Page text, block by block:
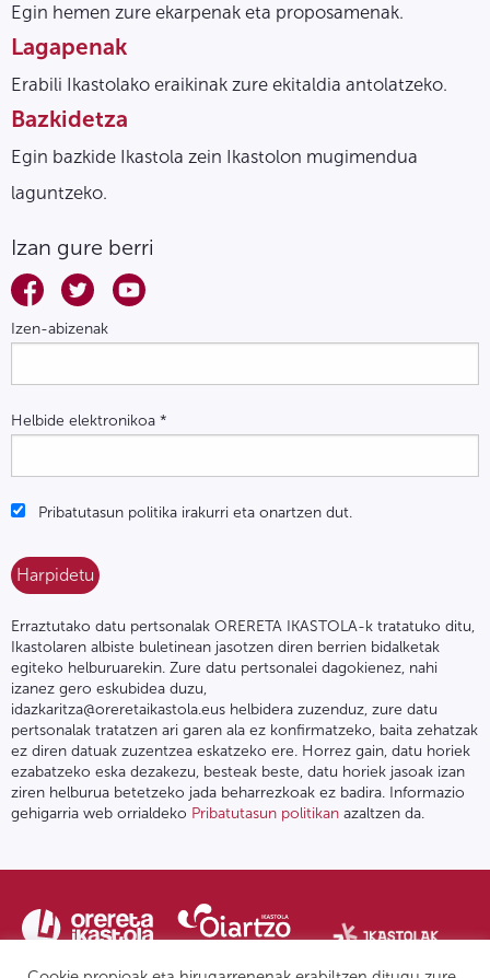
Egin hemen zure ekarpenak eta proposamenak.
Lagapenak
Erabili Ikastolako eraikinak zure ekitaldia antolatzeko.
Bazkidetza
Egin bazkide Ikastola zein Ikastolon mugimendua
laguntzeko.
Izan gure berri
Izen-abizenak
Helbide elektronikoa *
Pribatutasun politika irakurri eta onartzen dut.
Erraztutako datu pertsonalak ORERETA IKASTOLA-k tratatuko ditu,
Ikastolaren albiste buletinean jasotzen diren berrien bidalketak
egiteko helburuarekin. Zure datu pertsonalei dagokienez, nahi
izanez gero eskubidea duzu,
idazkaritza@oreretaikastola.eus helbidera zuzenduz, zure datu
pertsonalak tratatzen ari garen ala ez konfirmatzeko, baita zehatzak
ez diren datuak zuzentzea eskatzeko ere. Horrez gain, datu horiek
ezabatzeko eska dezakezu, besteak beste, datu horiek jasoak izan
ziren helburua betetzeko jada beharrezkoak ez badira. Informazio
gehigarria web orrialdeko Pribatutasun politikan azaltzen da.